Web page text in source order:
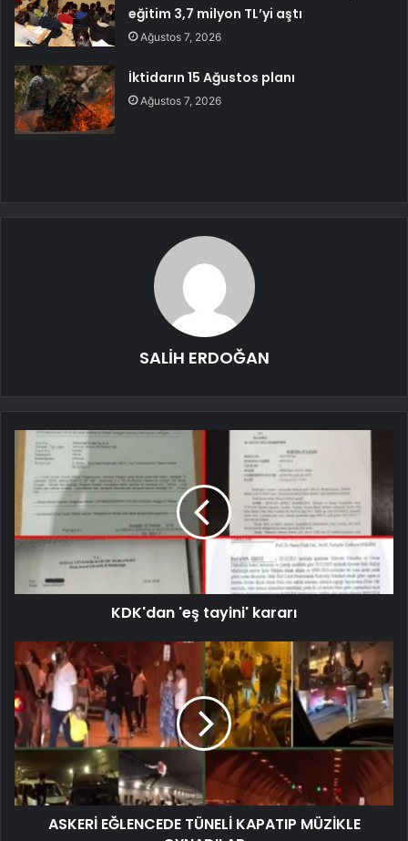
eğitim 3,7 milyon TL’yi aştı
Ağustos 7, 2026
İktidarın 15 Ağustos planı
Ağustos 7, 2026
SALİH ERDOĞAN
KDK'dan 'eş tayini' kararı
ASKERİ EĞLENCEDE TÜNELİ KAPATIP MÜZİKLE